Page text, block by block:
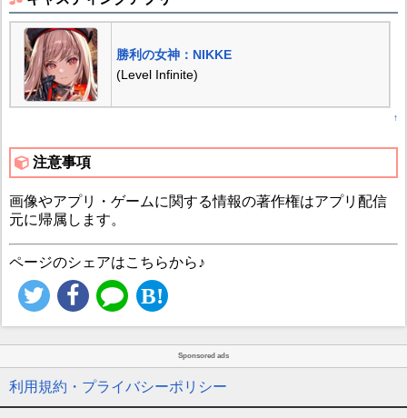
勝利の女神：NIKKE
(Level Infinite)
↑
注意事項
画像やアプリ・ゲームに関する情報の著作権はアプリ配信
元に帰属します。
ページのシェアはこちらから♪
Sponsored ads
利用規約・プライバシーポリシー